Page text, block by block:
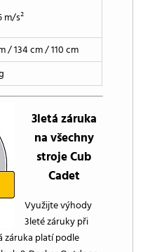
m/s²
/ 134 cm / 110 cm
3letá záruka
na všechny
stroje Cub
Cadet
Využijte výhody
3leté záruky při
záruka platí podle